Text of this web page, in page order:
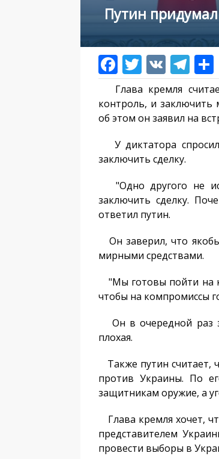
Путин
Глава кремля
контроль, и заключить
об этом он заявил на
У диктатора
заключить сделку.
"Одно другого не
заключить сделку.
ответил путин.
Он заверил, что
мирными средствами.
"Мы готовы пойти на
чтобы на компромиссы
Он в очередной раз
плохая.
Также путин считает,
против Украины. По
защитникам оружие, а
Глава кремля хочет,
представителем
провести выборы в